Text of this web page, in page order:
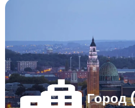
Город